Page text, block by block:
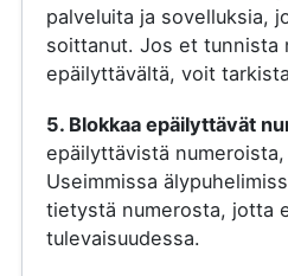
palveluita ja sovelluksia,
soittanut. Jos et tunnista
epäilyttävältä, voit
5. Blokkaa epäilyttävät
epäilyttävistä
Useimmissa
tietystä numerosta, jotta
tulevaisuudessa.